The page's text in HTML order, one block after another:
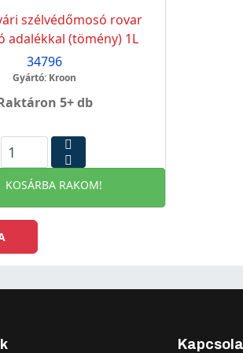
szélvédőmosó rovar
adalékkal (tömény) 1L
34796
Gyártó: Kroon
5+ db
KOSÁRBA RAKOM!